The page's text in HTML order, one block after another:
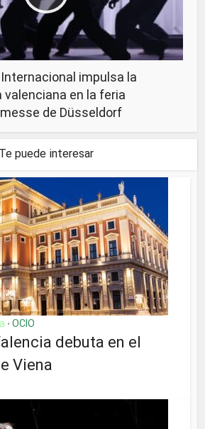
impulsa la
valenciana en la feria
de Düsseldorf
Te puede interesar
• OCIO
debuta en el
Viena